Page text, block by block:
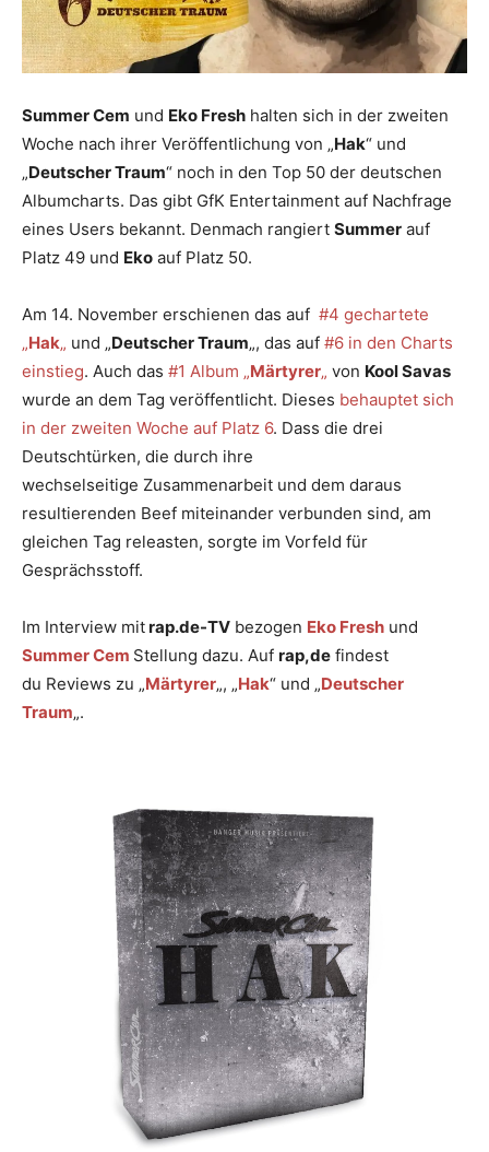
Summer Cem und Eko Fresh halten sich in der zweiten
Woche nach ihrer Veröffentlichung von „Hak“ und
„Deutscher Traum“ noch in den Top 50 der deutschen
Albumcharts. Das gibt GfK Entertainment auf Nachfrage
eines Users bekannt. Denmach rangiert Summer auf
Platz 49 und Eko auf Platz 50.
Am 14. November erschienen das auf #4 gechartete
„Hak„ und „Deutscher Traum„, das auf #6 in den Charts
einstieg. Auch das #1 Album „Märtyrer„ von Kool Savas
wurde an dem Tag veröffentlicht. Dieses behauptet sich
in der zweiten Woche auf Platz 6. Dass die drei
Deutschtürken, die durch ihre
wechselseitige Zusammenarbeit und dem daraus
resultierenden Beef miteinander verbunden sind, am
gleichen Tag releasten, sorgte im Vorfeld für
Gesprächsstoff.
Im Interview mitrap.de-TV bezogen Eko Fresh und
Summer Cem Stellung dazu. Auf rap,de findest
du Reviews zu „Märtyrer„, „Hak“ und „Deutscher
Traum„.